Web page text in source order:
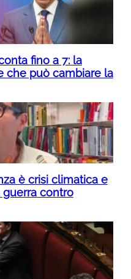
fino a 7: la
che può cambiare la
è crisi climatica e
guerra contro